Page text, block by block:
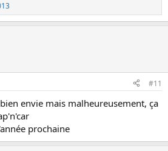
#11
envie mais malheureusement, ça
prochaine